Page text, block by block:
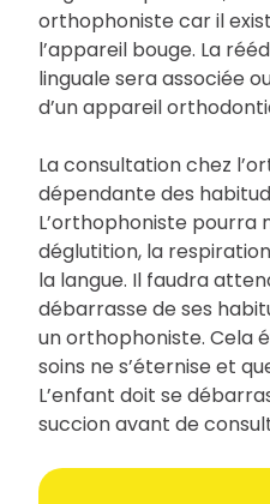
orthophoniste car il
l’appareil bouge. La
linguale sera associée
d’un appareil
La consultation chez
dépendante des
L’orthophoniste pourra
déglutition, la
la langue. Il faudra
débarrasse de ses
un orthophoniste. Cela
soins ne s’éternise et
L’enfant doit se
succion avant de